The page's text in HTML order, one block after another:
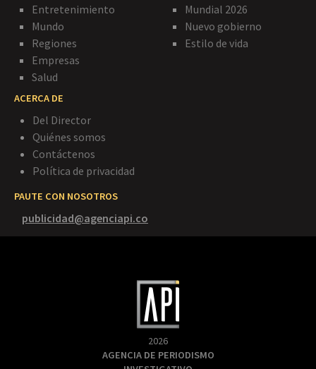
Entretenimiento
Mundo
Regiones
Empresas
Salud
Mundial 2026
Nuevo gobierno
Estilo de vida
ACERCA DE
Del Director
Quiénes somos
Contáctenos
Política de privacidad
PAUTE CON NOSOTROS
publicidad@agenciapi.co
2026
AGENCIA DE PERIODISMO